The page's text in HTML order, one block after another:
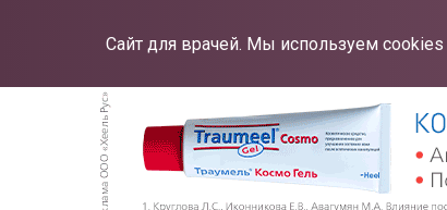
Сайт для врачей. Мы используем